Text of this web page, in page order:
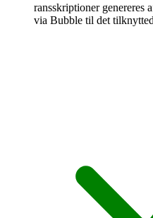
ransskriptioner genereres
via Bubble til det